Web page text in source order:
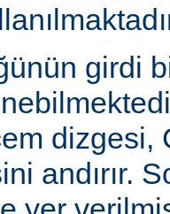
girdi
dizgesi,
andırır.